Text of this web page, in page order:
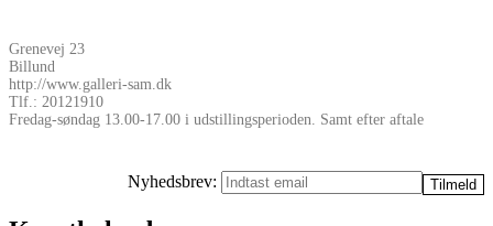
Grenevej 23
Billund
http://www.galleri-sam.dk
Tlf.: 20121910
Fredag-søndag 13.00-17.00 i udstillingsperioden. Samt efter aftale
Nyhedsbrev: